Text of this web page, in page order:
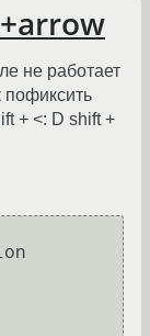
не работает
пофиксить
+ <: D shift +